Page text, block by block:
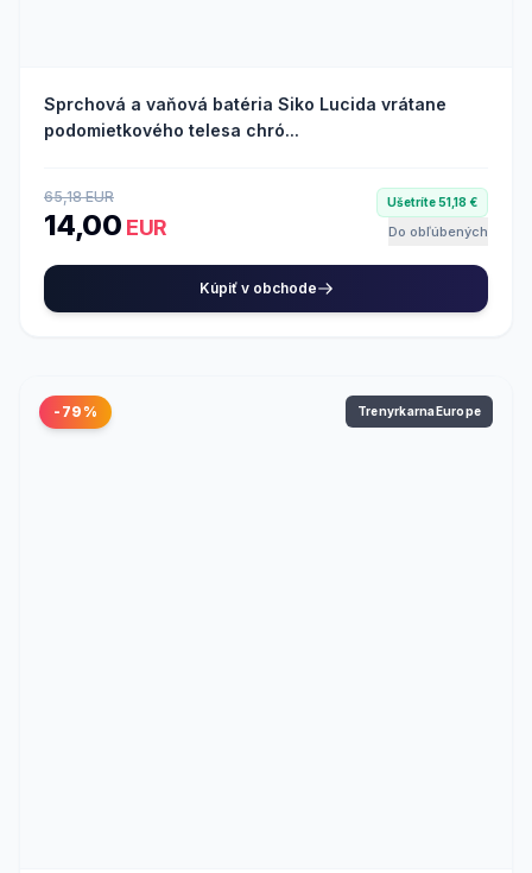
Sprchová a vaňová batéria Siko Lucida vrátane
podomietkového telesa chró...
65,18 EUR
14,00 EUR
Ušetríte 51,18 €
Do obľúbených
Kúpiť v obchode
-79% TrenyrkarnaEurope